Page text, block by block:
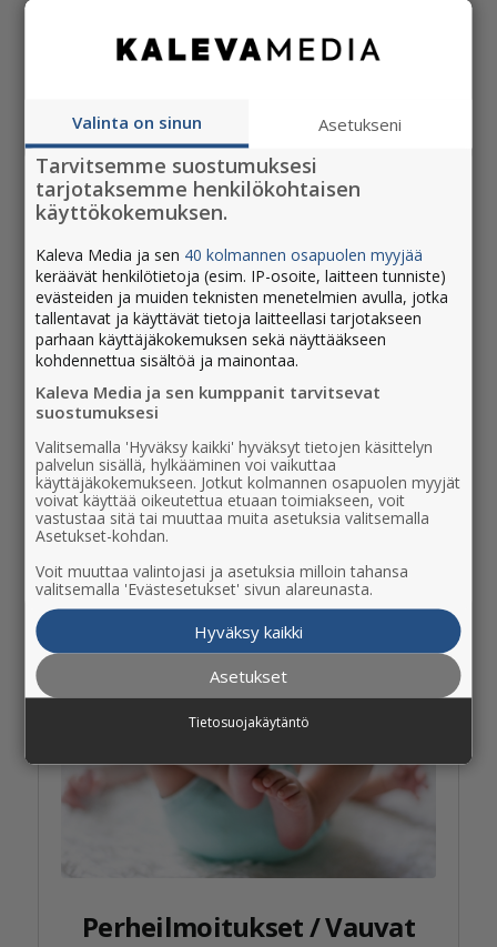
Perheilmoitukset
Onnittele ystävää tai ilahduta perheenjäsentä
Uudessa Rovaniemessä. Ilmoituksesta jää
pysyvä muisto itsellesi ja läheisellesi.
JÄTÄ ILMOITUS
Perheilmoitukset / Vauvat
Valinta on sinun Asetukseni
Tarvitsemme suostumuksesi
tarjotaksemme henkilökohtaisen
käyttökokemuksen.
Kaleva Media ja sen 40 kolmannen osapuolen myyjää
keräävät henkilötietoja (esim. IP-osoite, laitteen tunniste)
evästeiden ja muiden teknisten menetelmien avulla, jotka
tallentavat ja käyttävät tietoja laitteellasi tarjotakseen
parhaan käyttäjäkokemuksen sekä näyttääkseen
kohdennettua sisältöä ja mainontaa.
Kaleva Media ja sen kumppanit tarvitsevat
suostumuksesi
Valitsemalla 'Hyväksy kaikki' hyväksyt tietojen käsittelyn
palvelun sisällä, hylkääminen voi vaikuttaa
käyttäjäkokemukseen. Jotkut kolmannen osapuolen myyjät
voivat käyttää oikeutettua etuaan toimiakseen, voit
vastustaa sitä tai muuttaa muita asetuksia valitsemalla
Asetukset-kohdan.
Voit muuttaa valintojasi ja asetuksia milloin tahansa
valitsemalla 'Evästesetukset' sivun alareunasta.
Hyväksy kaikki
Asetukset
Tietosuojakäytäntö